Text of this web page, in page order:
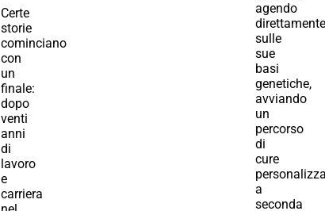
Certe
storie
cominciano
con
un
finale:
dopo
venti
anni
di
lavoro
e
carriera
agendo
direttamente
sulle
sue
basi
genetiche,
avviando
un
percorso
di
cure
a
seconda